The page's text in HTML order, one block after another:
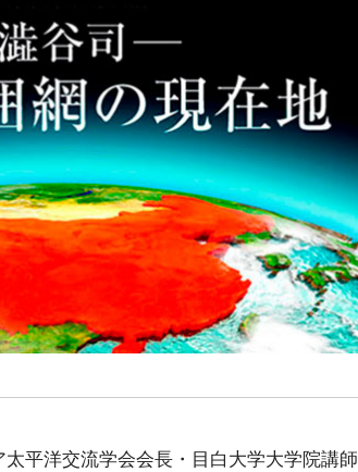
太平洋交流学会会長・目白大学大学院講師